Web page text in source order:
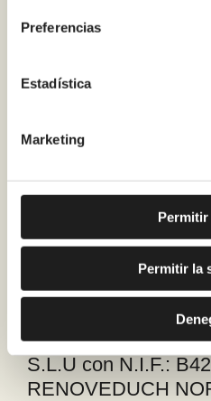
Preferencias
Estadística
Marketing
Permitir
Permitir la
puede ser
por personas no
extremar las cautelas.
COMUNICACIÓN
TERCEROS.
Sus datos
cedidos a las
servicios de las
del Grupo
COMES GLOBAL,
B54857024;
N.I.F.:B-42620617;
S.L.U con N.I.F.:
RENOVEDUCH